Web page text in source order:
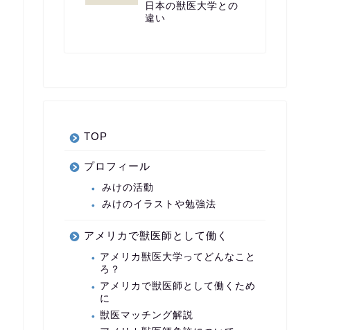
日本の獣医大学との
違い
TOP
プロフィール
みけの活動
みけのイラストや勉強法
アメリカで獣医師として働く
アメリカ獣医大学ってどんなこと
ろ？
アメリカで獣医師として働くため
に
獣医マッチング解説